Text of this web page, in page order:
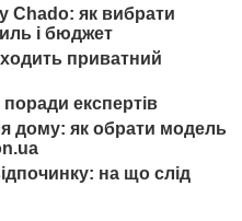
Chado: як вибрати
і бюджет
приватний
експертів
дому: як обрати модель
на що слід